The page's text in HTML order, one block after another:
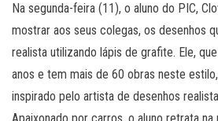
Na segunda-feira (11), o aluno do PIC,
mostrar aos seus colegas, os desenhos
realista utilizando lápis de grafite. Ele,
anos e tem mais de 60 obras neste
inspirado pelo artista de desenhos